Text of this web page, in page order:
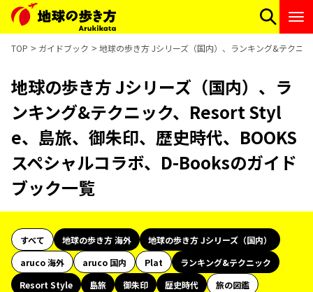
TOP ガイドブック 地球の歩き方 Jシリーズ（国内）、ランキング&テクニ
地球の歩き方 Jシリーズ（国内）、ラ
ンキング&テクニック、Resort Styl
e、島旅、御朱印、歴史時代、BOOKS
スペシャルコラボ、D-Booksのガイド
ブック一覧
すべて 地球の歩き方 海外
地球の歩き方 Jシリーズ（国内）
aruco 海外
aruco 国内 Plat
ランキング&テクニック
Resort Style
島旅 御朱印 歴史時代
旅の図鑑